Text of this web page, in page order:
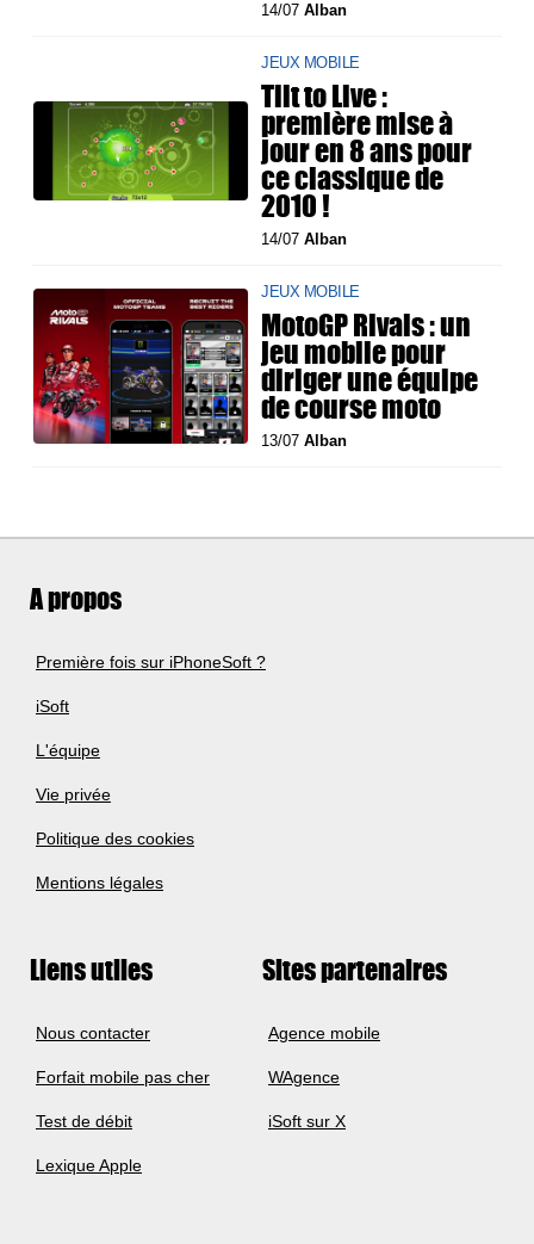
14/07Alban
JEUX MOBILE
Tilt to Live :
première mise à
jour en 8 ans pour
ce classique de
2010 !
14/07Alban
JEUX MOBILE
MotoGP Rivals : un
jeu mobile pour
diriger une équipe
de course moto
13/07Alban
A propos
Première fois sur iPhoneSoft ?
iSoft
L'équipe
Vie privée
Politique des cookies
Mentions légales
Liens utiles
Nous contacter
Forfait mobile pas cher
Test de débit
Lexique Apple
Sites partenaires
Agence mobile
WAgence
iSoft sur X